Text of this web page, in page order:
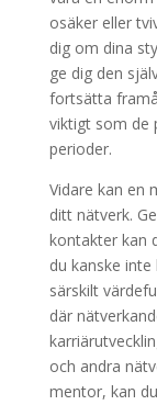
osäker eller
dig om dina
ge dig den
fortsätta
viktigt som de
perioder.
Vidare kan en
ditt nätverk.
kontakter kan
du kanske
särskilt
där
och andra
mentor, kan